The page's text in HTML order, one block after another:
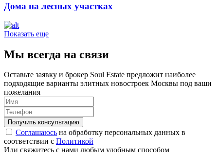
Дома на лесных участках
Показать еще
Мы всегда на связи
Оставьте заявку и брокер Soul Estate предложит наиболее
подходящие варианты элитных новостроек Москвы под ваши
пожелания
Соглашаюсь на обработку персональных данных в
соответствии с Политикой
Или свяжитесь с нами любым удобным способом